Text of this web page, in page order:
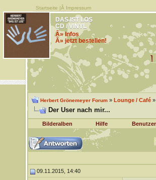
Startseite |Â Impressum
DAS IST LOS
CD / VINYL
Â» Infos
Â» jetzt bestellen!
Herbert Grönemeyer Forum» Lounge / Café»
Der User nach mir...
Bilderalben Hilfe
09.11.2015, 14:40